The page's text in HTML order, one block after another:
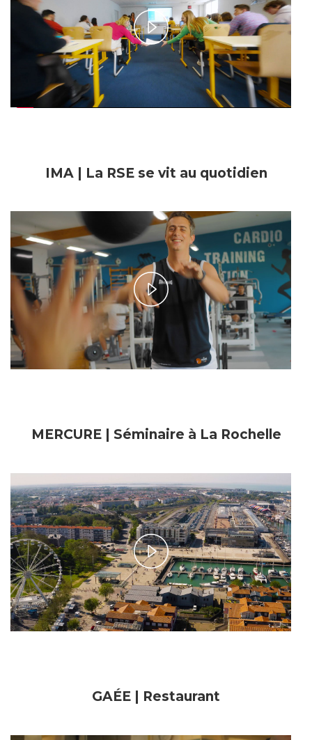
Play
Video
IMA | La RSE se vit au quotidien
Play
Video
MERCURE | Séminaire à La Rochelle
Play
Video
GAÉE | Restaurant